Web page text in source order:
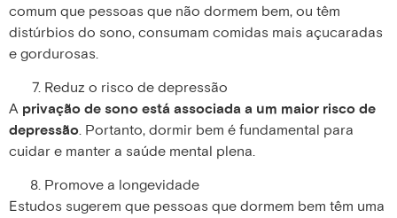
comum que pessoas que não dormem bem, ou têm
distúrbios do sono, consumam comidas mais açucaradas
e gordurosas.
Reduz o risco de depressão
A privação de sono está associada a um maior risco de
depressão. Portanto, dormir bem é fundamental para
cuidar e manter a saúde mental plena.
Promove a longevidade
Estudos sugerem que pessoas que dormem bem têm uma